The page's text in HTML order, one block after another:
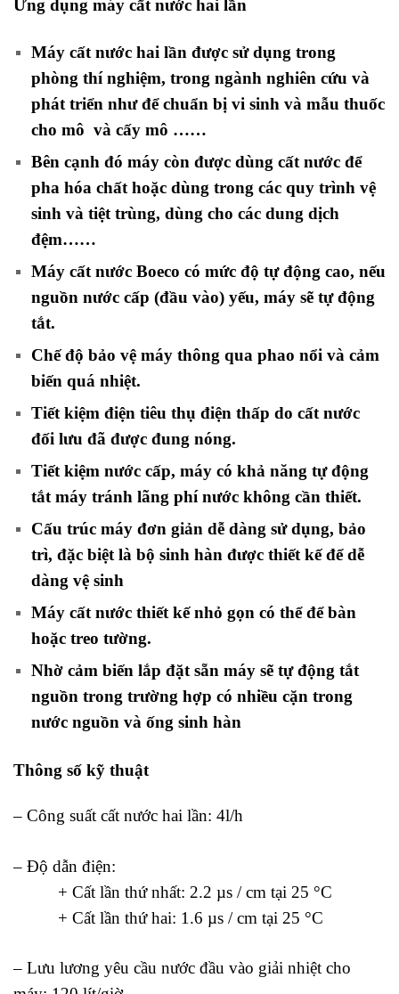
Ứng dụng máy cất nước hai lần
Máy cất nước hai lần được sử dụng trong
phòng thí nghiệm, trong ngành nghiên cứu và
phát triển như để chuẩn bị vi sinh và mẫu thuốc
cho mô và cấy mô ……
Bên cạnh đó máy còn được dùng cất nước để
pha hóa chất hoặc dùng trong các quy trình vệ
sinh và tiệt trùng, dùng cho các dung dịch
đệm……
Máy cất nước Boeco có mức độ tự động cao, nếu
nguồn nước cấp (đầu vào) yếu, máy sẽ tự động
tắt.
Chế độ bảo vệ máy thông qua phao nổi và cảm
biến quá nhiệt.
Tiết kiệm điện tiêu thụ điện thấp do cất nước
đối lưu đã được đung nóng.
Tiết kiệm nước cấp, máy có khả năng tự động
tắt máy tránh lãng phí nước không cần thiết.
Cấu trúc máy đơn giản dễ dàng sử dụng, bảo
trì, đặc biệt là bộ sinh hàn được thiết kế để dễ
dàng vệ sinh
Máy cất nước thiết kế nhỏ gọn có thể để bàn
hoặc treo tường.
Nhờ cảm biến lắp đặt sẵn máy sẽ tự động tắt
nguồn trong trường hợp có nhiều cặn trong
nước nguồn và ống sinh hàn
Thông số kỹ thuật
– Công suất cất nước hai lần: 4l/h
– Độ dẫn điện:
+ Cất lần thứ nhất: 2.2 µs / cm tại 25 °C
+ Cất lần thứ hai: 1.6 µs / cm tại 25 °C
– Lưu lương yêu cầu nước đầu vào giải nhiệt cho